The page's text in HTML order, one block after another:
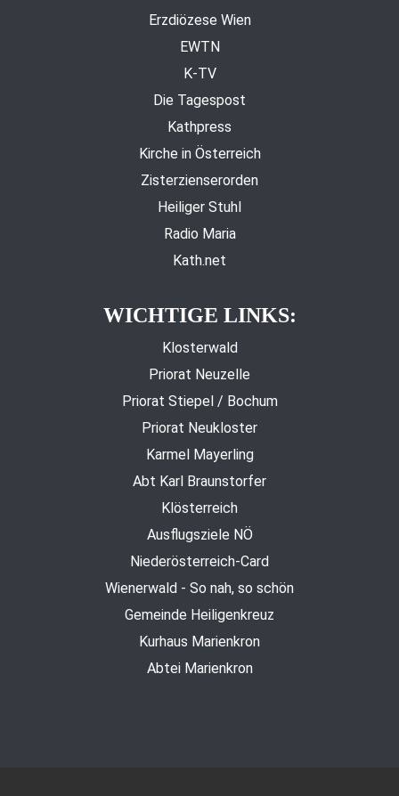
Erzdiözese Wien
EWTN
K-TV
Die Tagespost
Kathpress
Kirche in Österreich
Zisterzienserorden
Heiliger Stuhl
Radio Maria
Kath.net
WICHTIGE LINKS:
Klosterwald
Priorat Neuzelle
Priorat Stiepel / Bochum
Priorat Neukloster
Karmel Mayerling
Abt Karl Braunstorfer
Klösterreich
Ausflugsziele NÖ
Niederösterreich-Card
Wienerwald - So nah, so schön
Gemeinde Heiligenkreuz
Kurhaus Marienkron
Abtei Marienkron